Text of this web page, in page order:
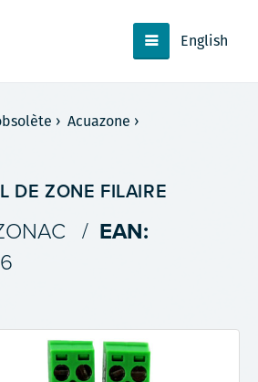
English
› Acuazone ›
DE ZONE FILAIRE
/ EAN: